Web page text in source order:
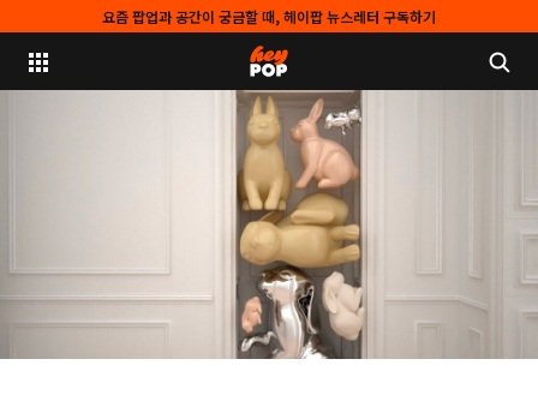
요즘 팝업과 공간이 궁금할 때, 헤이팝 뉴스레터 구독하기